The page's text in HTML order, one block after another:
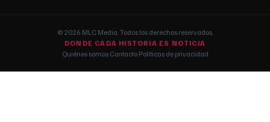
© 2026 MLC Media. Todos los derechos reservados.
DONDE CADA HISTORIA ES NOTICIA
Quiénes somos·Contacto·Políticas de privacidad